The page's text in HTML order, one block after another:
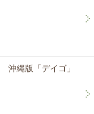
縄版「デイゴ」